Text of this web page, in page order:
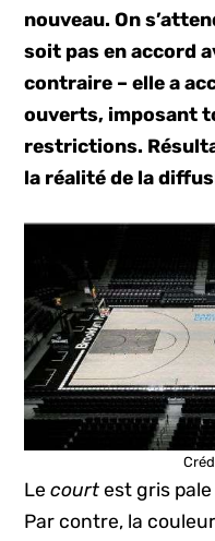
nouveau. On
soit pas en accord
contraire – elle a
ouverts, imposant
restrictions.
la réalité de la
Lecourtest gris
Par contre, la